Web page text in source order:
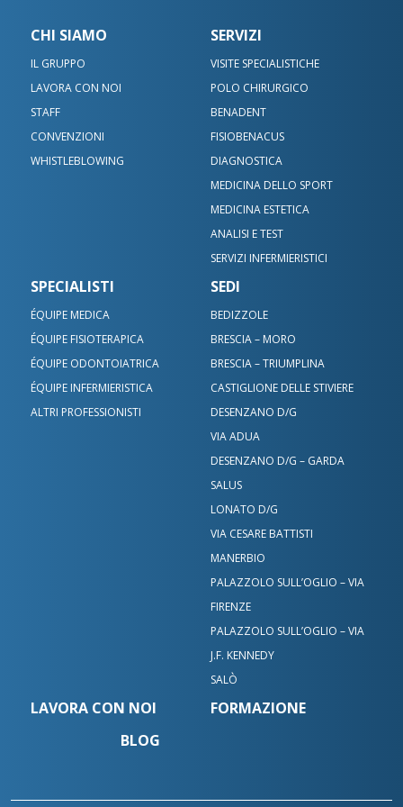
CHI SIAMO
IL GRUPPO
LAVORA CON NOI
STAFF
CONVENZIONI
WHISTLEBLOWING
SERVIZI
VISITE SPECIALISTICHE
POLO CHIRURGICO
BENADENT
FISIOBENACUS
DIAGNOSTICA
MEDICINA DELLO SPORT
MEDICINA ESTETICA
ANALISI E TEST
SERVIZI INFERMIERISTICI
SPECIALISTI
ÉQUIPE MEDICA
ÉQUIPE FISIOTERAPICA
ÉQUIPE ODONTOIATRICA
ÉQUIPE INFERMIERISTICA
ALTRI PROFESSIONISTI
SEDI
BEDIZZOLE
BRESCIA – MORO
BRESCIA – TRIUMPLINA
CASTIGLIONE DELLE STIVIERE
DESENZANO D/G
VIA ADUA
DESENZANO D/G – GARDA
SALUS
LONATO D/G
VIA CESARE BATTISTI
MANERBIO
PALAZZOLO SULL’OGLIO – VIA
FIRENZE
PALAZZOLO SULL’OGLIO – VIA
J.F. KENNEDY
SALÒ
LAVORA CON NOI
FORMAZIONE
BLOG